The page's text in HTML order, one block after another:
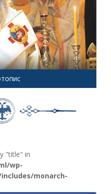
"title" in
wp-
monarch-